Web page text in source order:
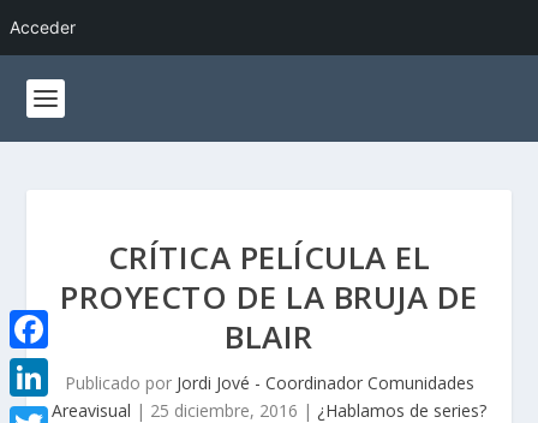
Acceder
CRÍTICA PELÍCULA EL
PROYECTO DE LA BRUJA DE
BLAIR
Publicado por Jordi Jové - Coordinador Comunidades
Areavisual | 25 diciembre, 2016 | ¿Hablamos de series?
F
a
L